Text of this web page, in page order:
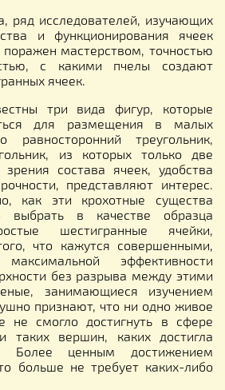
ряд исследователей, изучающих
и функционирования ячеек
мастерством, точностью
с какими пчелы создают
ячеек.
три вида фигур, которые
для размещения в малых
равносторонний треугольник,
из которых только две
состава ячеек, удобства
представляют интерес.
как эти крохотные существа
выбрать в качестве образца
шестигранные ячейки,
что кажутся совершенными,
эффективности
без разрыва между этими
занимающиеся изучением
признают, что ни одно живое
не смогло достигнуть в сфере
таких вершин, каких достигла
Более ценным достижением
больше не требует каких-либо